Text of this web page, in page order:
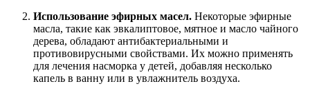
Использование эфирных масел. Некоторые эфирные
масла, такие как эвкалиптовое, мятное и масло чайного
дерева, обладают антибактериальными и
противовирусными свойствами. Их можно применять
для лечения насморка у детей, добавляя несколько
капель в ванну или в увлажнитель воздуха.